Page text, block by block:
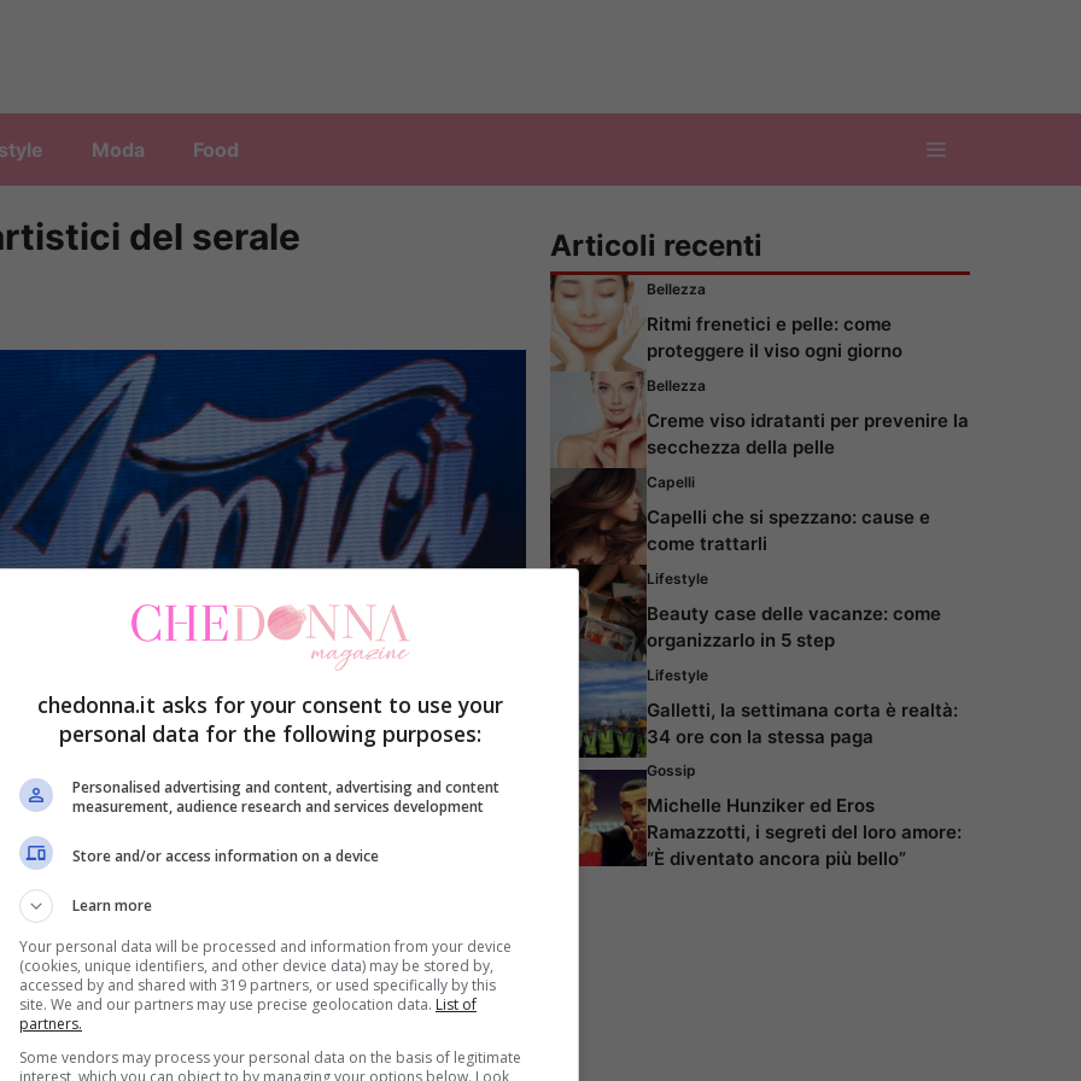
Moda Food
del serale
una grande novità ha colto di sorpresa i
infatti l’arrivo di ben 4 direttori artistici
Articoli recenti
Bellezza
Ritmi frenetici e pelle: come
proteggere il viso ogni giorno
Bellezza
Creme viso idratanti per prevenire la
secchezza della pelle
Capelli
Capelli che si spezzano: cause e
come trattarli
Lifestyle
Beauty case delle vacanze: come
organizzarlo in 5 step
Lifestyle
Galletti, la settimana corta è realtà:
34 ore con la stessa paga
Gossip
Michelle Hunziker ed Eros
Ramazzotti, i segreti del loro amore:
“È diventato ancora più bello”
chedonna.it asks for your consent to use your
personal data for the following purposes:
Personalised advertising and content, advertising and content
measurement, audience research and services development
Store and/or access information on a device
Learn more
Your personal data will be processed and information from your device
(cookies, unique identifiers, and other device data) may be stored by,
accessed by and shared with 319 partners, or used specifically by this
site. We and our partners may use precise geolocation data. List of
partners.
Some vendors may process your personal data on the basis of legitimate
interest, which you can object to by managing your options below. Look